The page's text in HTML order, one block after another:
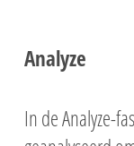
Analyze
In de Analyze-